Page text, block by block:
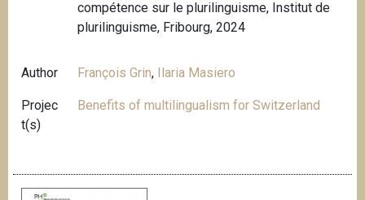
compétence sur le plurilinguisme, Institut de
plurilinguisme, Fribourg, 2024
Author François Grin, Ilaria Masiero
Projec
t(s)
Benefits of multilingualism for Switzerland